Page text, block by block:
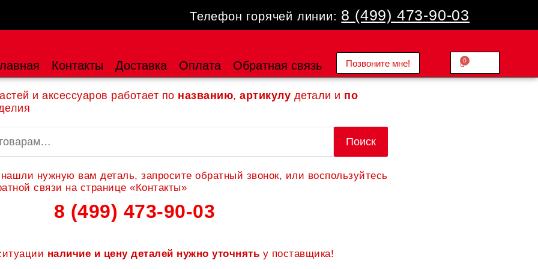
Телефон горячей линии: 8 (499) 473-90-03
Контакты Доставка Оплата Обратная связь Позвоните мне! 0.00
0
Cart
и аксессуаров работает по названию, артикулу детали и по
Поиск
нужную вам деталь, запросите обратный звонок, или воспользуйтесь
связи на странице «Контакты»
8 (499) 473-90-03
наличие и цену деталей нужно уточнять у поставщика!